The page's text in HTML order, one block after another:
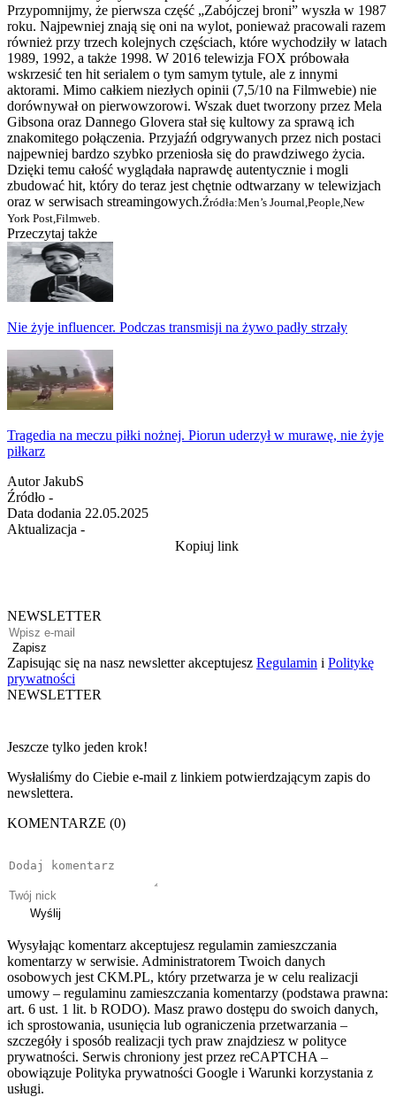
Przypomnijmy, że pierwsza część „Zabójczej broni” wyszła w 1987
roku. Najpewniej znają się oni na wylot, ponieważ pracowali razem
również przy trzech kolejnych częściach, które wychodziły w latach
1989, 1992, a także 1998. W 2016 telewizja FOX próbowała
wskrzesić ten hit serialem o tym samym tytule, ale z innymi
aktorami. Mimo całkiem niezłych opinii (7,5/10 na Filmwebie) nie
dorównywał on pierwowzorowi. Wszak duet tworzony przez Mela
Gibsona oraz Dannego Glovera stał się kultowy za sprawą ich
znakomitego połączenia. Przyjaźń odgrywanych przez nich postaci
najpewniej bardzo szybko przeniosła się do prawdziwego życia.
Dzięki temu całość wyglądała naprawdę autentycznie i mogli
zbudować hit, który do teraz jest chętnie odtwarzany w telewizjach
oraz w serwisach streamingowych.Źródła:Men’s Journal, People, New
York Post, Filmweb.
Przeczytaj także
Nie żyje influencer. Podczas transmisji na żywo padły strzały
Tragedia na meczu piłki nożnej. Piorun uderzył w murawę, nie żyje
piłkarz
Autor JakubS
Źródło -
Data dodania 22.05.2025
Aktualizacja -
Kopiuj link
NEWSLETTER
Zapisz
Zapisując się na nasz newsletter akceptujesz Regulamin i Politykę
prywatności
NEWSLETTER
Jeszcze tylko jeden krok!
Wysłaliśmy do Ciebie e-mail z linkiem potwierdzającym zapis do
newslettera.
KOMENTARZE (0)
Wyślij
Wysyłając komentarz akceptujesz regulamin zamieszczania
komentarzy w serwisie. Administratorem Twoich danych
osobowych jest CKM.PL, który przetwarza je w celu realizacji
umowy – regulaminu zamieszczania komentarzy (podstawa prawna:
art. 6 ust. 1 lit. b RODO). Masz prawo dostępu do swoich danych,
ich sprostowania, usunięcia lub ograniczenia przetwarzania –
szczegóły i sposób realizacji tych praw znajdziesz w polityce
prywatności. Serwis chroniony jest przez reCAPTCHA –
obowiązuje Polityka prywatności Google i Warunki korzystania z
usługi.